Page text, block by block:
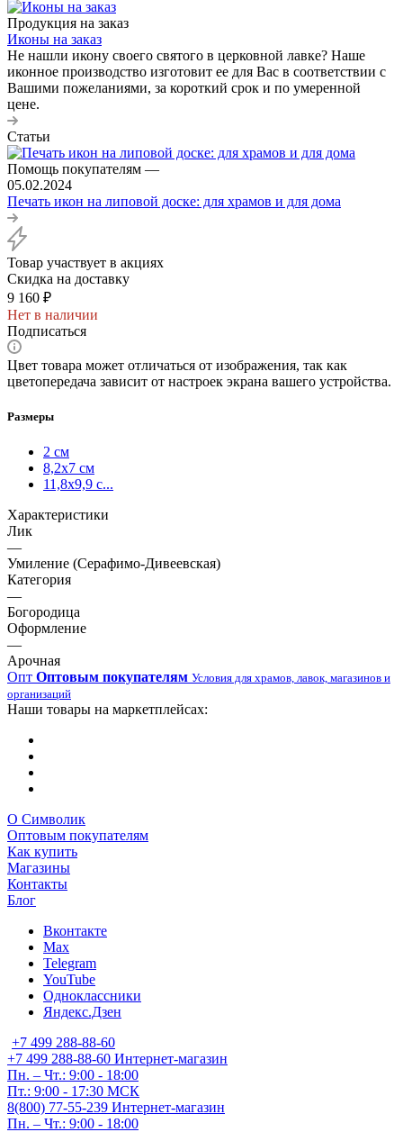
Продукция на заказ
Иконы на заказ
Не нашли икону своего святого в церковной лавке? Наше
иконное производство изготовит ее для Вас в соответствии с
Вашими пожеланиями, за короткий срок и по умеренной
цене.
Статьи
Помощь покупателям —
05.02.2024
Печать икон на липовой доске: для храмов и для дома
Товар участвует в акциях
Скидка на доставку
9 160 ₽
Нет в наличии
Подписаться
Цвет товара может отличаться от изображения, так как
цветопередача зависит от настроек экрана вашего устройства.
Размеры
2 см
8,2х7 см
11,8х9,9 с...
Характеристики
Лик
—
Умиление (Серафимо-Дивеевская)
Категория
—
Богородица
Оформление
—
Арочная
Опт Оптовым покупателям Условия для храмов, лавок, магазинов и
организаций
Наши товары на маркетплейсах:
О Символик
Оптовым покупателям
Как купить
Магазины
Контакты
Блог
Вконтакте
Max
Telegram
YouTube
Одноклассники
Яндекс.Дзен
+7 499 288-88-60
+7 499 288-88-60 Интернет-магазин
Пн. – Чт.: 9:00 - 18:00
Пт.: 9:00 - 17:30 МСК
8(800) 77-55-239 Интернет-магазин
Пн. – Чт.: 9:00 - 18:00